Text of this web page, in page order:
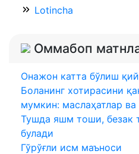
Lotincha
Оммабоп
Онажон катта бўлиш
Боланинг хотирасини
мумкин: маслаҳатлар
Тушда яшм тоши, безак
булади
Гўрўғли исм маъноси